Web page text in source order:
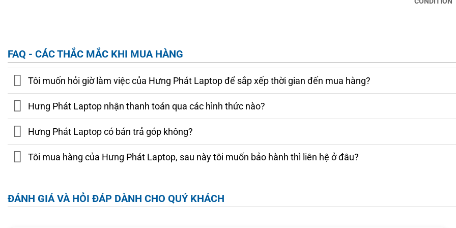
FAQ - CÁC THẮC MẮC KHI MUA HÀNG
Tôi muốn hỏi giờ làm việc của Hưng Phát Laptop để sắp xếp thời gian đến mua hàng?
Hưng Phát Laptop nhận thanh toán qua các hình thức nào?
Hưng Phát Laptop có bán trả góp không?
Tôi mua hàng của Hưng Phát Laptop, sau này tôi muốn bảo hành thì liên hệ ở đâu?
ĐÁNH GIÁ VÀ HỎI ĐÁP DÀNH CHO QUÝ KHÁCH